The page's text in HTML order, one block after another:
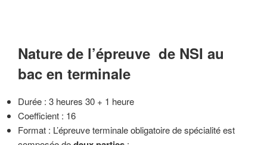
Nature de l’épreuve de NSI au
bac en terminale
Durée : 3 heures 30 + 1 heure
Coefficient : 16
Format : L’épreuve terminale obligatoire de spécialité est